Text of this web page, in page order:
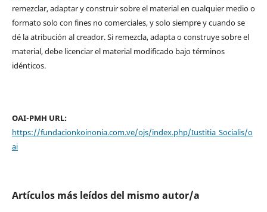
remezclar, adaptar y construir sobre el material en cualquier medio o
formato solo con fines no comerciales, y solo siempre y cuando se
dé la atribución al creador. Si remezcla, adapta o construye sobre el
material, debe licenciar el material modificado bajo términos
idénticos.
OAI-PMH URL:
https://fundacionkoinonia.com.ve/ojs/index.php/Iustitia_Socialis/o
ai
Artículos más leídos del mismo autor/a